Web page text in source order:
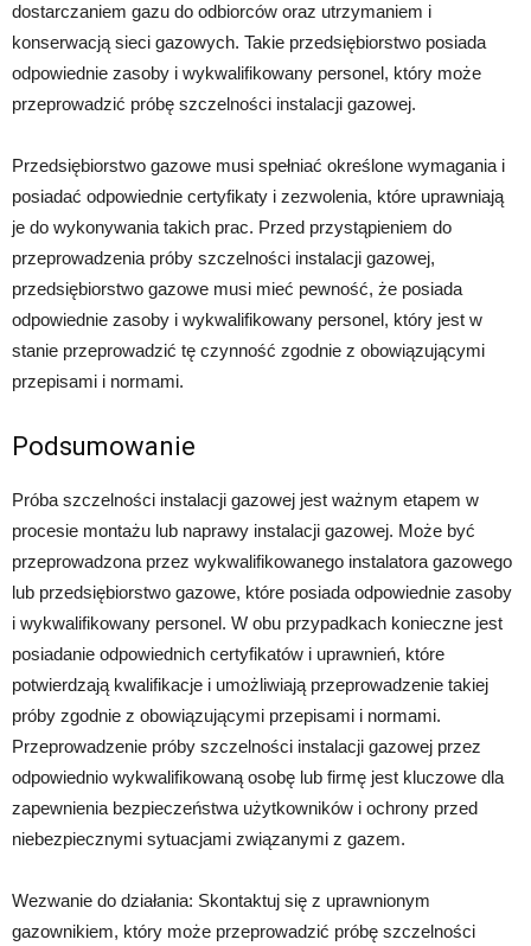
dostarczaniem gazu do odbiorców oraz utrzymaniem i
konserwacją sieci gazowych. Takie przedsiębiorstwo posiada
odpowiednie zasoby i wykwalifikowany personel, który może
przeprowadzić próbę szczelności instalacji gazowej.
Przedsiębiorstwo gazowe musi spełniać określone wymagania i
posiadać odpowiednie certyfikaty i zezwolenia, które uprawniają
je do wykonywania takich prac. Przed przystąpieniem do
przeprowadzenia próby szczelności instalacji gazowej,
przedsiębiorstwo gazowe musi mieć pewność, że posiada
odpowiednie zasoby i wykwalifikowany personel, który jest w
stanie przeprowadzić tę czynność zgodnie z obowiązującymi
przepisami i normami.
Podsumowanie
Próba szczelności instalacji gazowej jest ważnym etapem w
procesie montażu lub naprawy instalacji gazowej. Może być
przeprowadzona przez wykwalifikowanego instalatora gazowego
lub przedsiębiorstwo gazowe, które posiada odpowiednie zasoby
i wykwalifikowany personel. W obu przypadkach konieczne jest
posiadanie odpowiednich certyfikatów i uprawnień, które
potwierdzają kwalifikacje i umożliwiają przeprowadzenie takiej
próby zgodnie z obowiązującymi przepisami i normami.
Przeprowadzenie próby szczelności instalacji gazowej przez
odpowiednio wykwalifikowaną osobę lub firmę jest kluczowe dla
zapewnienia bezpieczeństwa użytkowników i ochrony przed
niebezpiecznymi sytuacjami związanymi z gazem.
Wezwanie do działania: Skontaktuj się z uprawnionym
gazownikiem, który może przeprowadzić próbę szczelności